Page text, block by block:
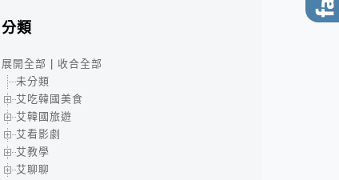
分類
展開全部
收合全部
未分類
艾吃韓國美食
艾韓國旅遊
艾看影劇
艾教學
艾聊聊